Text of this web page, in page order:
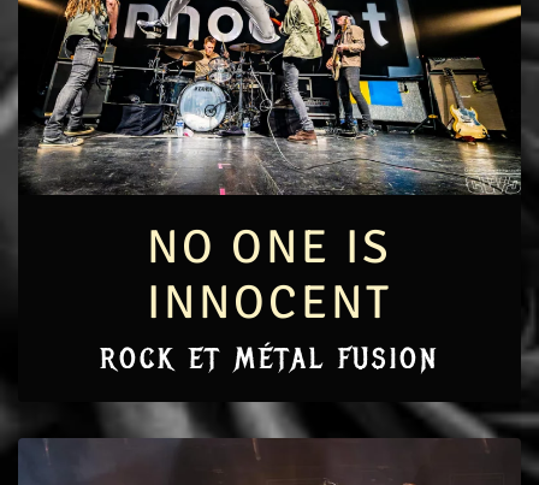
NO ONE IS
INNOCENT
ROCK ET MÉTAL FUSION